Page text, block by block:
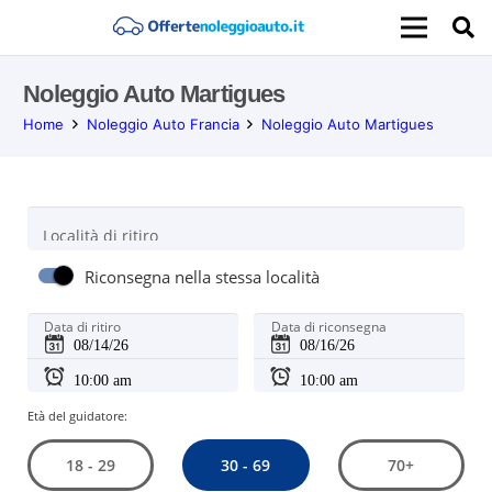
Noleggio Auto Martigues
Home Noleggio Auto Francia Noleggio Auto Martigues
Località di ritiro
Riconsegna nella stessa località
Data di ritiro Data di riconsegna
Età del guidatore:
18 - 29 30 - 69 70+